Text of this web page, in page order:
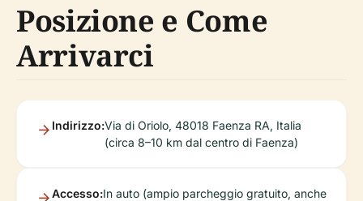
Posizione e Come
Arrivarci
Indirizzo:Via di Oriolo, 48018 Faenza RA, Italia
(circa 8–10 km dal centro di Faenza)
Accesso:In auto (ampio parcheggio gratuito, anche